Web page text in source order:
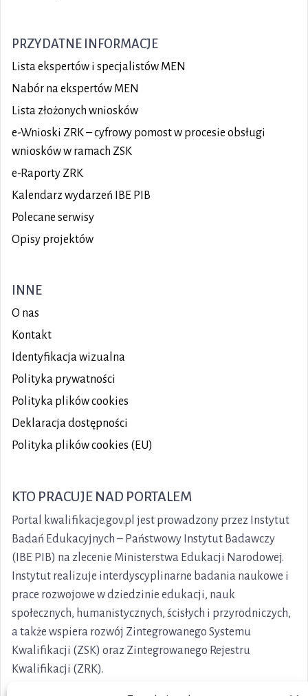
PRZYDATNE INFORMACJE
Lista ekspertów i specjalistów MEN
Nabór na ekspertów MEN
Lista złożonych wniosków
e-Wnioski ZRK – cyfrowy pomost w procesie obsługi
wniosków w ramach ZSK
e-Raporty ZRK
Kalendarz wydarzeń IBE PIB
Polecane serwisy
Opisy projektów
INNE
O nas
Kontakt
Identyfikacja wizualna
Polityka prywatności
Polityka plikówcookies
Deklaracja dostępności
Polityka plików cookies (EU)
KTO PRACUJE NAD PORTALEM
Portal kwalifikacje.gov.pl jest prowadzony przez Instytut
Badań Edukacyjnych – Państwowy Instytut Badawczy
(IBE PIB) na zlecenie Ministerstwa Edukacji Narodowej.
Instytut realizuje interdyscyplinarne badania naukowe i
prace rozwojowe w dziedzinie edukacji, nauk
społecznych, humanistycznych, ścisłych i przyrodniczych,
a także wspiera rozwój Zintegrowanego Systemu
Kwalifikacji (ZSK) oraz Zintegrowanego Rejestru
Kwalifikacji (ZRK).